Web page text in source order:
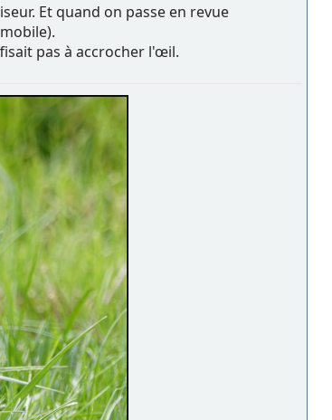
Et quand on passe en revue
pas à accrocher l'œil.